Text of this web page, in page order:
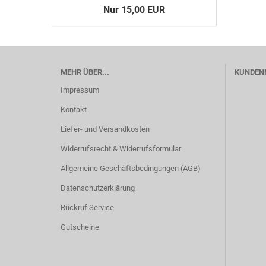
Nur 15,00 EUR
MEHR ÜBER...
Impressum
Kontakt
Liefer- und Versandkosten
Widerrufsrecht & Widerrufsformular
Allgemeine Geschäftsbedingungen (AGB)
Datenschutzerklärung
Rückruf Service
Gutscheine